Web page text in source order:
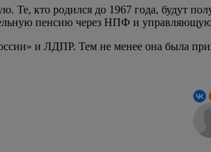
кто родился до 1967 года, будут
пенсию через НПФ и
и ЛДПР. Тем не менее она была